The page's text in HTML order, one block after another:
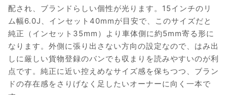
配され、ブランドらしい個性が光ります。15インチのリ
ム幅6.0J、インセット40mmが目安で、このサイズだと
純正（インセット35mm）より車体側に約5mm寄る形に
なります。外側に張り出さない方向の設定なので、はみ出
しに厳しい貨物登録のバンでも収まりを読みやすいのが利
点です。純正に近い控えめなサイズ感を保ちつつ、ブラン
ドの存在感をさりげなく足したいオーナーに向く一本で